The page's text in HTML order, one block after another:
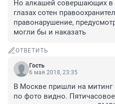
Но алкашей совершающих в
глазах сотен
правонарушение,
могли бы и наказать
ОТВЕТИТЬ
Гость
6 мая 2018, 23:35
В Москве пришли на митинг
по фото видно.